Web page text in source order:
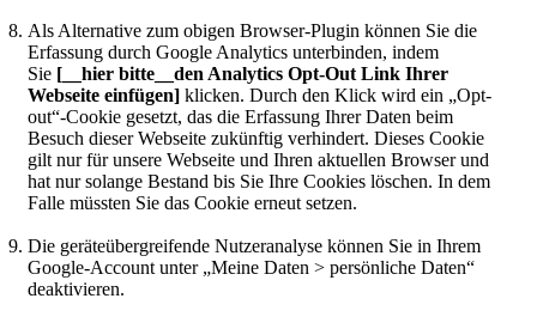
Als Alternative zum obigen Browser-Plugin können Sie die
Erfassung durch Google Analytics unterbinden, indem
Sie [__hier bitte__den Analytics Opt-Out Link Ihrer
Webseite einfügen] klicken. Durch den Klick wird ein „Opt-
out“-Cookie gesetzt, das die Erfassung Ihrer Daten beim
Besuch dieser Webseite zukünftig verhindert. Dieses Cookie
gilt nur für unsere Webseite und Ihren aktuellen Browser und
hat nur solange Bestand bis Sie Ihre Cookies löschen. In dem
Falle müssten Sie das Cookie erneut setzen.
Die geräteübergreifende Nutzeranalyse können Sie in Ihrem
Google-Account unter „Meine Daten > persönliche Daten“
deaktivieren.